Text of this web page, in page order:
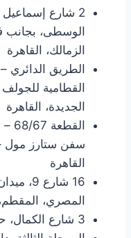
2 شارع
الوسطى، بجانب
الزمالك، القاهرة
الطريق الدائري
الجديدة، القاهرة
سفن ستارز مول –
القاهرة
16 شارع
المصري،
3 شارع الكمال، حلمية الزيتون، القاهرة